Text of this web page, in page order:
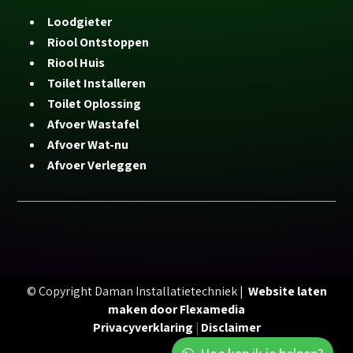
Loodgieter
Riool Ontstoppen
Riool Huis
Toilet Installeren
Toilet Oplossing
Afvoer Wastafel
Afvoer Wat-nu
Afvoer Verleggen
© Copyright Daman Installatietechniek | Website laten
maken door Flexamedia
Privacyverklaring | Disclaimer